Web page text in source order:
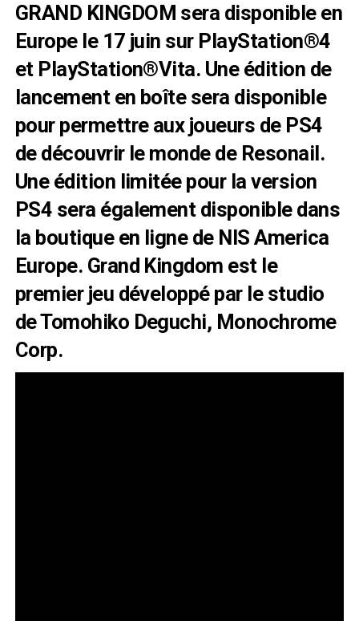
GRAND KINGDOM sera disponible en
Europe le 17 juin sur PlayStation®4
et PlayStation®Vita. Une édition de
lancement en boîte sera disponible
pour permettre aux joueurs de PS4
de découvrir le monde de Resonail.
Une édition limitée pour la version
PS4 sera également disponible dans
la boutique en ligne de NIS America
Europe. Grand Kingdom est le
premier jeu développé par le studio
de Tomohiko Deguchi, Monochrome
Corp.